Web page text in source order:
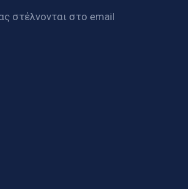
στέλνονται στο email